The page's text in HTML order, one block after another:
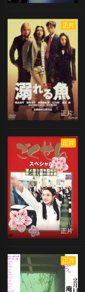
正片
正片
正片
正片
正片